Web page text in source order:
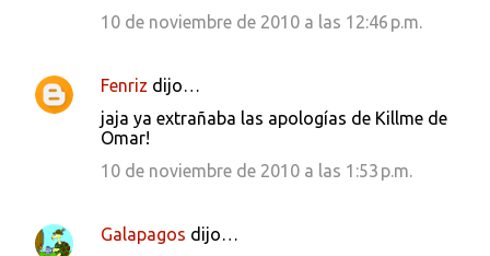
10 de noviembre de 2010 a las 12:46 p.m.
Fenriz dijo…
jaja ya extrañaba las apologías de Killme de
Omar!
10 de noviembre de 2010 a las 1:53 p.m.
Galapagos dijo…